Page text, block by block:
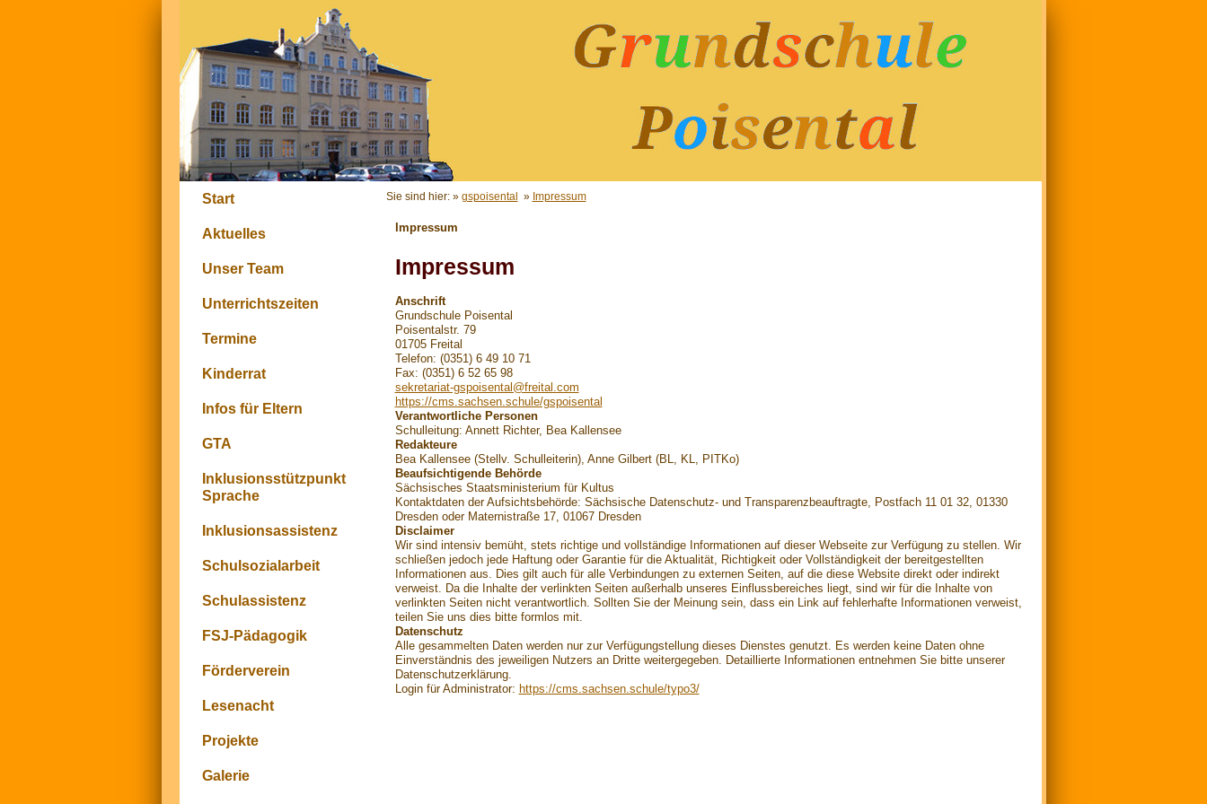
Start
Aktuelles
Unser Team
Unterrichtszeiten
Termine
Kinderrat
Infos für Eltern
GTA
Inklusionsstützpunkt
Sprache
Inklusionsassistenz
Schulsozialarbeit
Schulassistenz
FSJ-Pädagogik
Förderverein
Lesenacht
Projekte
Galerie
Sie sind hier: » gspoisental » Impressum
Impressum
Impressum
Anschrift
Grundschule Poisental
Poisentalstr. 79
01705 Freital
Telefon: (0351) 6 49 10 71
Fax: (0351) 6 52 65 98
sekretariat-gspoisental@freital.com
https://cms.sachsen.schule/gspoisental
Verantwortliche Personen
Schulleitung: Annett Richter, Bea Kallensee
Redakteure
Bea Kallensee (Stellv. Schulleiterin), Anne Gilbert (BL, KL, PITKo)
Beaufsichtigende Behörde
Sächsisches Staatsministerium für Kultus
Kontaktdaten der Aufsichtsbehörde: Sächsische Datenschutz- und Transparenzbeauftragte, Postfach 11 01 32, 01330
Dresden oder Maternistraße 17, 01067 Dresden
Disclaimer
Wir sind intensiv bemüht, stets richtige und vollständige Informationen auf dieser Webseite zur Verfügung zu stellen. Wir
schließen jedoch jede Haftung oder Garantie für die Aktualität, Richtigkeit oder Vollständigkeit der bereitgestellten
Informationen aus. Dies gilt auch für alle Verbindungen zu externen Seiten, auf die diese Website direkt oder indirekt
verweist. Da die Inhalte der verlinkten Seiten außerhalb unseres Einflussbereiches liegt, sind wir für die Inhalte von
verlinkten Seiten nicht verantwortlich. Sollten Sie der Meinung sein, dass ein Link auf fehlerhafte Informationen verweist,
teilen Sie uns dies bitte formlos mit.
Datenschutz
Alle gesammelten Daten werden nur zur Verfügungstellung dieses Dienstes genutzt. Es werden keine Daten ohne
Einverständnis des jeweiligen Nutzers an Dritte weitergegeben. Detaillierte Informationen entnehmen Sie bitte unserer
Datenschutzerklärung.
Login für Administrator: https://cms.sachsen.schule/typo3/